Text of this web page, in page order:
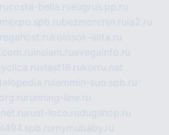
costa-bella.rueugrus.pp.ru
bezmorchin.ru ia2.ru
regahost.rukolosok-elita.ru
insiam.ruavegainfo.ru
vlast16.rukorru.net
lammin-suo.spb.ru
running-line.ru
rust-loco.rudugshop.ru
mymubaby.ru